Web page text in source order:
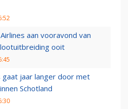
aan vooravond van
ooit
gaat jaar langer door met
Schotland